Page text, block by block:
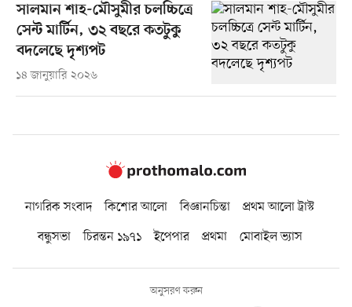
সালমান শাহ-মৌসুমীর চলচ্চিত্রে
সেন্ট মার্টিন, ৩২ বছরে কতটুকু
বদলেছে দৃশ্যপট
১৪ জানুয়ারি ২০২৬
নাগরিক সংবাদ কিশোর আলো বিজ্ঞানচিন্তা
প্রথম আলো ট্রাস্ট
বন্ধুসভা
চিরন্তন ১৯৭১ ইপেপার প্রথমা মোবাইল ভ্যাস
অনুসরণ করুন